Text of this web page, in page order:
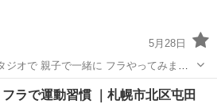
5月28日
オで 親子で一緒に フラやってみませ
に合わせながら、 親子で楽しくフラを
親子
ラで運動習慣 ｜札幌市北区屯田